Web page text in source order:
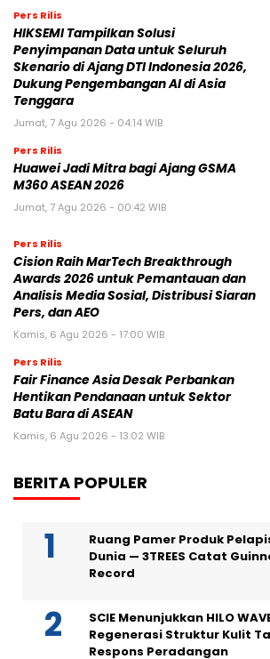
Pers Rilis
HIKSEMI Tampilkan Solusi
Penyimpanan Data untuk Seluruh
Skenario di Ajang DTI Indonesia 2026,
Dukung Pengembangan AI di Asia
Tenggara
Jumat, 7 Agu 2026 - 04:14 WIB
Pers Rilis
Huawei Jadi Mitra bagi Ajang GSMA
M360 ASEAN 2026
Jumat, 7 Agu 2026 - 00:42 WIB
Pers Rilis
Cision Raih MarTech Breakthrough
Awards 2026 untuk Pemantauan dan
Analisis Media Sosial, Distribusi Siaran
Pers, dan AEO
Kamis, 6 Agu 2026 - 17:00 WIB
Pers Rilis
Fair Finance Asia Desak Perbankan
Hentikan Pendanaan untuk Sektor
Batu Bara di ASEAN
Kamis, 6 Agu 2026 - 13:02 WIB
BERITA POPULER
Ruang Pamer Produk
Dunia — 3TREES Catat
Record
SCIE Menunjukkan HILO
Regenerasi Struktur Kulit
Respons Peradangan